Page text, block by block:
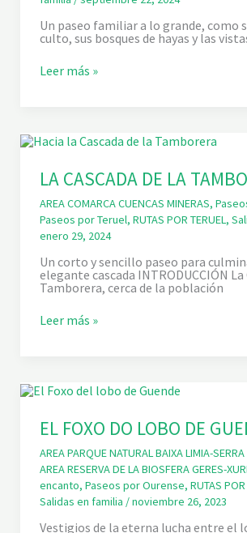
E
D
E
L
D
A
D
E
S
A
L
D
O
P
O
Un paseo familiar a lo grande, como
culto, sus bosques de hayas y las
S
A
R
O
D
E
U
R
K
O
L
A
E
L
D
R
D
E
L
A
S
T
R
E
Leer más »
LA CASCADA DE LA
AREA COMARCA CUENCAS MINERAS,
Paseos por Teruel, RUTAS POR TERUEL,
enero 29, 2024
Un corto y sencillo paseo para
elegante cascada INTRODUCCIÓN La
Tamborera, cerca de la población
L
C
A
A
D
E
L
A
T
A
B
Leer más »
EL FOXO DO LOBO DE
AREA PARQUE NATURAL BAIXA LIMIA-
AREA RESERVA DE LA BIOSFERA GERES-
encanto, Paseos por Ourense, RUTAS
Salidas en familia /noviembre 26, 2023
Vestigios de la eterna lucha entre el